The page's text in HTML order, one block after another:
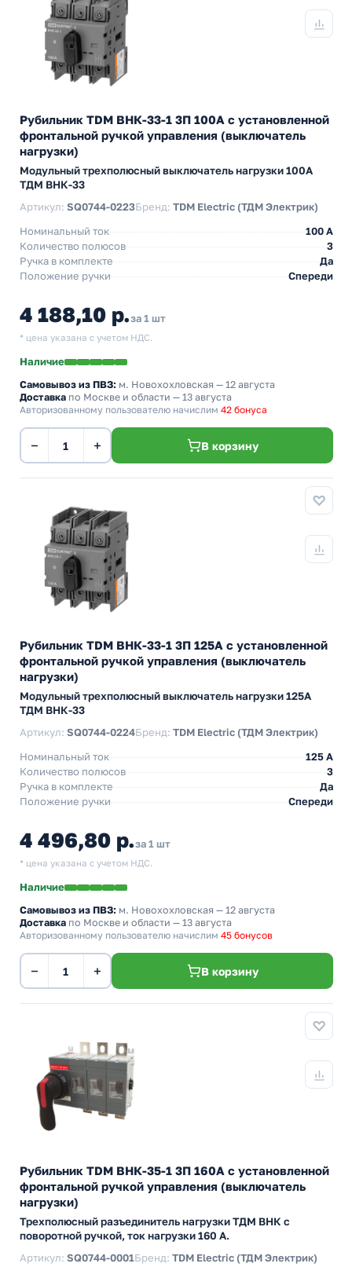
Рубильник TDM ВНК-33-1 3П 100А с установленной
фронтальной ручкой управления (выключатель
нагрузки)
Модульный трехполюсный выключатель нагрузки 100А
ТДМ ВНК-33
Артикул: SQ0744-0223Бренд: TDM Electric (ТДМ Электрик)
Номинальный ток
100 A
Количество полюсов
3
Ручка в комплекте
Да
Положение ручки
Спереди
4 188,10 р.за 1 шт
* цена указана с учетом НДС.
Наличие
Самовывоз из ПВЗ: м. Новохохловская — 12 августа
Доставка по Москве и области — 13 августа
Авторизованному пользователю начислим 42 бонуса
− + В корзину
Рубильник TDM ВНК-33-1 3П 125А с установленной
фронтальной ручкой управления (выключатель
нагрузки)
Модульный трехполюсный выключатель нагрузки 125А
ТДМ ВНК-33
Артикул: SQ0744-0224Бренд: TDM Electric (ТДМ Электрик)
Номинальный ток
125 A
Количество полюсов
3
Ручка в комплекте
Да
Положение ручки
Спереди
4 496,80 р.за 1 шт
* цена указана с учетом НДС.
Наличие
Самовывоз из ПВЗ: м. Новохохловская — 12 августа
Доставка по Москве и области — 13 августа
Авторизованному пользователю начислим 45 бонусов
− + В корзину
Рубильник TDM ВНК-35-1 3П 160А с установленной
фронтальной ручкой управления (выключатель
нагрузки)
Трехполюсный разъединитель нагрузки ТДМ ВНК с
поворотной ручкой, ток нагрузки 160 А.
Артикул: SQ0744-0001Бренд: TDM Electric (ТДМ Электрик)